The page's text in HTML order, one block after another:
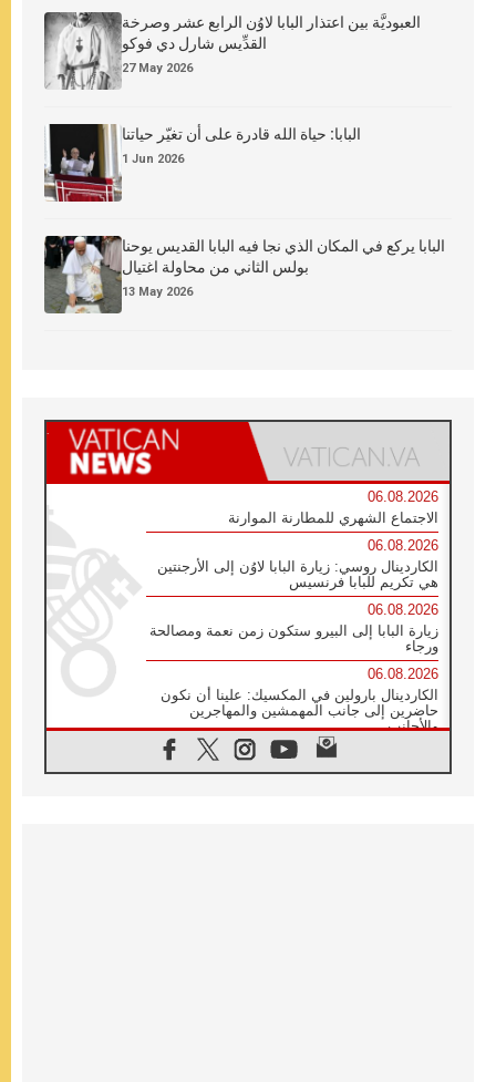
العبوديَّة بين اعتذار البابا لاوُن الرابع عشر وصرخة
القدِّيس شارل دي فوكو
27 May 2026
البابا: حياة الله قادرة على أن تغيّر حياتنا
1 Jun 2026
البابا يركع في المكان الذي نجا فيه البابا القديس يوحنا
بولس الثاني من محاولة اغتيال
13 May 2026
06.08.2026
الاجتماع الشهري للمطارنة الموارنة
06.08.2026
الكاردينال روسي: زيارة البابا لاوُن إلى الأرجنتين
هي تكريم للبابا فرنسيس
06.08.2026
زيارة البابا إلى البيرو ستكون زمن نعمة ومصالحة
ورجاء
06.08.2026
الكاردينال بارولين في المكسيك: علينا أن نكون
حاضرين إلى جانب المهمشين والمهاجرين
والأجانب
البابا لاوُن الرابع عشر للشباب في أسيزي: